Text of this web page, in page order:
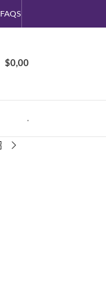
FAQS
$0,00
.